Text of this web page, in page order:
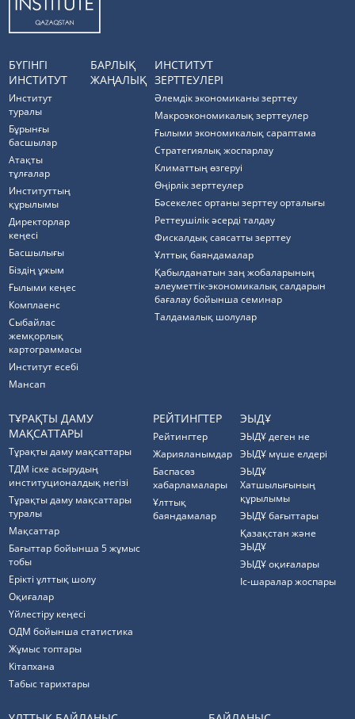
БҮГІНГІ
ИНСТИТУТ
Институт
туралы
Бұрынғы
басшылар
Атақты
тұлғалар
Институттың
құрылымы
Директорлар
кеңесі
Басшылығы
Біздің ұжым
Ғылыми кеңес
Комплаенс
Cыбайлас
жемқорлық
картограммасы
Институт есебі
Мансап
БАРЛЫҚ
ЖАҢАЛЫҚ
ИНСТИТУТ
ЗЕРТТЕУЛЕРІ
Әлемдік экономиканы зерттеу
Макроэкономикалық зерттеулер
Ғылыми экономикалық сараптама
Стратегиялық жоспарлау
Климаттың өзгеруі
Өңірлік зерттеулер
Бәсекелес ортаны зерттеу орталығы
Реттеушілік әсерді талдау
Фискалдық саясатты зерттеу
Ұлттық баяндамалар
Қабылданатын заң жобаларының
әлеуметтік-экономикалық салдарын
бағалау бойынша семинар
Талдамалық шолулар
ТҰРАҚТЫ ДАМУ
МАҚСАТТАРЫ
Тұрақты даму мақсаттары
ТДМ іске асырудың
институционалдық негізі
Тұрақты даму мақсаттары
туралы
Мақсаттар
Бағыттар бойынша 5 жұмыс
тобы
Ерікті ұлттық шолу
Оқиғалар
Үйлестіру кеңесі
ОДМ бойынша статистика
Жұмыс топтары
Кітапхана
Табыс тарихтары
РЕЙТИНГТЕР
Рейтингтер
Жарияланымдар
Баспасөз
хабарламалары
Ұлттық
баяндамалар
ЭЫДҰ
ЭЫДҰ деген не
ЭЫДҰ мүше елдері
ЭЫДҰ
Хатшылығының
құрылымы
ЭЫДҰ бағыттары
Қазақстан және
ЭЫДҰ
ЭЫДҰ оқиғалары
Іс-шаралар жоспары